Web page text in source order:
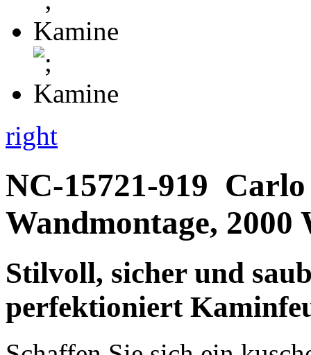
right
NC-15721-919
Wandmontage, 2000
Stilvoll, sicher und
perfektioniert